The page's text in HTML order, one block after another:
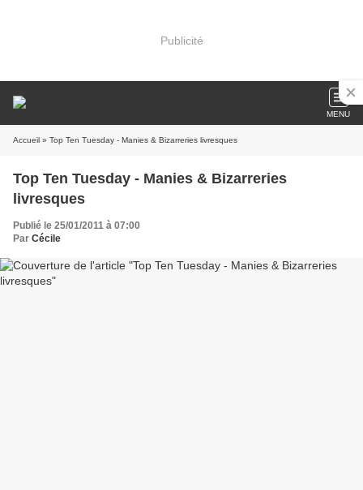
Publicité
MENU
Accueil » Top Ten Tuesday - Manies & Bizarreries livresques
Top Ten Tuesday - Manies & Bizarreries
livresques
Publié le 25/01/2011 à 07:00
Par Cécile